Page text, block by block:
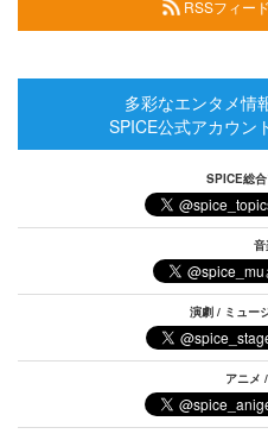
RSSフィー
多彩なエンタメ情
SPICE公式アカウン
SPICE総
演劇 / ミュー
アニメ